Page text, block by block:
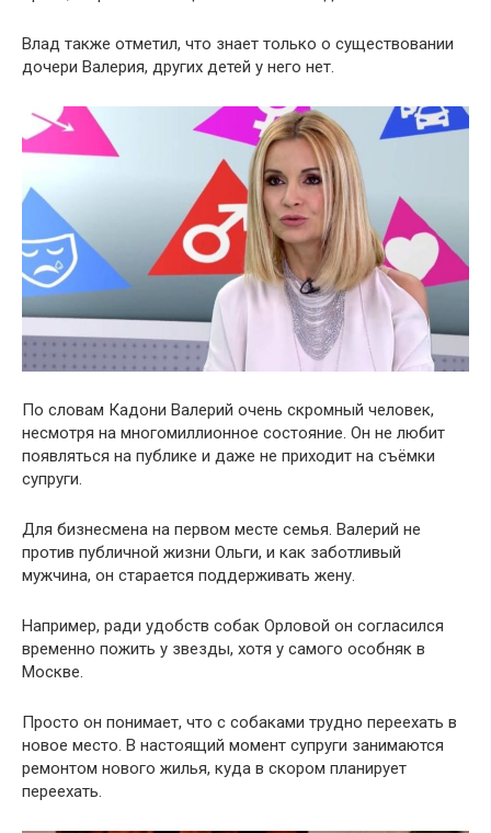
Влад также отметил, что знает только о существовании
дочери Валерия, других детей у него нет.
По словам Кадони Валерий очень скромный человек,
несмотря на многомиллионное состояние. Он не любит
появляться на публике и даже не приходит на съёмки
супруги.
Для бизнесмена на первом месте семья. Валерий не
против публичной жизни Ольги, и как заботливый
мужчина, он старается поддерживать жену.
Например, ради удобств собак Орловой он согласился
временно пожить у звезды, хотя у самого особняк в
Москве.
Просто он понимает, что с собаками трудно переехать в
новое место. В настоящий момент супруги занимаются
ремонтом нового жилья, куда в скором планирует
переехать.